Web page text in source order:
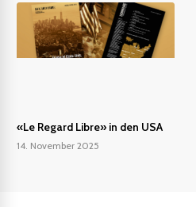
«Le Regard Libre» in den USA
14. November 2025